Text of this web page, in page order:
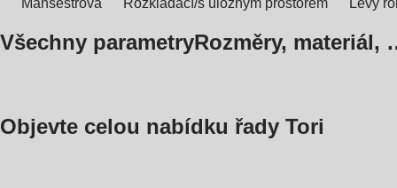
Manšestrová Rozkládací/s úložným prostorem Levý
Všechny parametryRozměry, materiál,
Objevte celou nabídku řady Tori